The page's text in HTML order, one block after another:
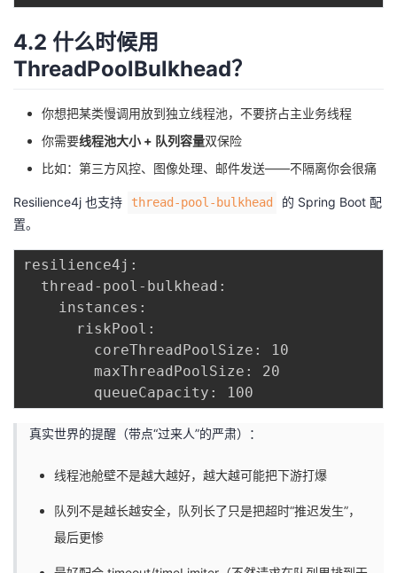
4.2 什么时候用
ThreadPoolBulkhead？
你想把某类慢调用放到独立线程池，不要挤占主业务线程
你需要线程池大小 + 队列容量双保险
比如：第三方风控、图像处理、邮件发送——不隔离你会很痛
Resilience4j 也支持 thread-pool-bulkhead
的 Spring Boot 配
置。
resilience4j:
  thread-pool-bulkhead:
    instances:
      riskPool:
        coreThreadPoolSize: 10
        maxThreadPoolSize: 20
真实世界的提醒（带点“过来人”的严肃）：
线程池舱壁不是越大越好，越大越可能把下游打爆
队列不是越长越安全，队列长了只是把超时“推迟发生”，
最后更惨